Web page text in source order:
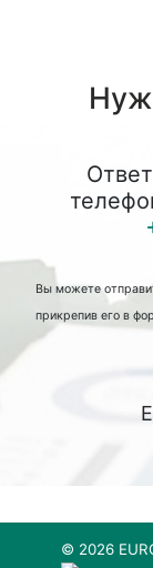
Вы можете
прикрепив его в
© 2026